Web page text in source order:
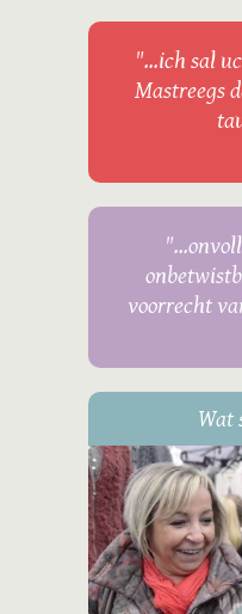
"...ich sal
Mastreegs
voorrecht
Wat